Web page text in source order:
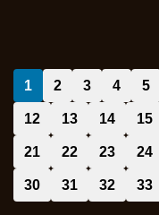
1 2 3 4 5
12 13 14 15
21 22 23 24
30 31 32 33